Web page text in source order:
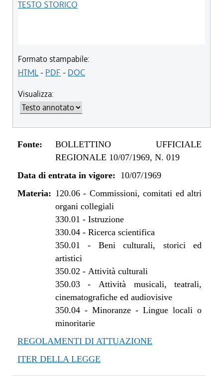
TESTO STORICO
Formato stampabile:
HTML- PDF - DOC
Visualizza:
Fonte:
BOLLETTINO UFFICIALE
REGIONALE 10/07/1969, N. 019
Data di entrata in vigore: 10/07/1969
Materia: 120.06- Commissioni, comitati ed altri
organi collegiali
330.01 - Istruzione
330.04- Ricerca scientifica
350.01 - Beni culturali, storici ed
artistici
350.02 - Attività culturali
350.03-Attività musicali, teatrali,
cinematografiche ed audiovisive
350.04- Minoranze - Lingue locali o
minoritarie
REGOLAMENTI DI ATTUAZIONE
ITER DELLA LEGGE